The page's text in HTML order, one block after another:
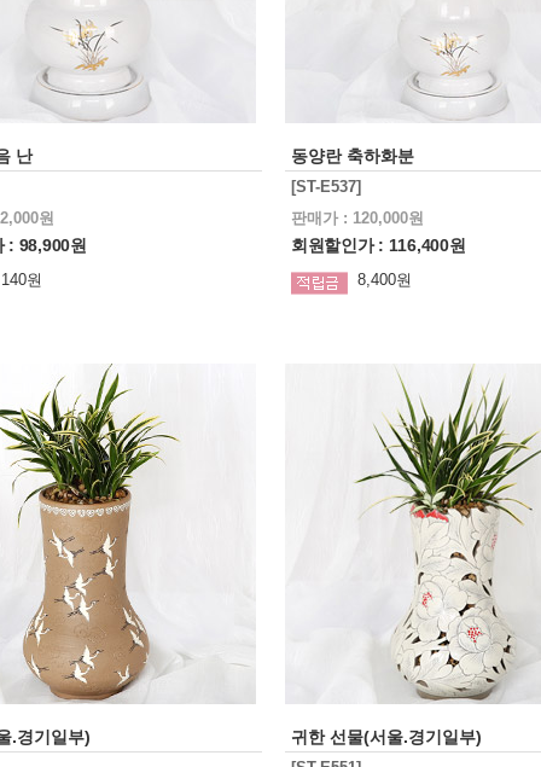
난
원
: 98,900원
원
동양란 축하화분
[ST-E537]
판매가 : 120,000원
회원할인가 : 116,400원
8,400원
.경기일부) 귀한 선물(서울.경기일부)